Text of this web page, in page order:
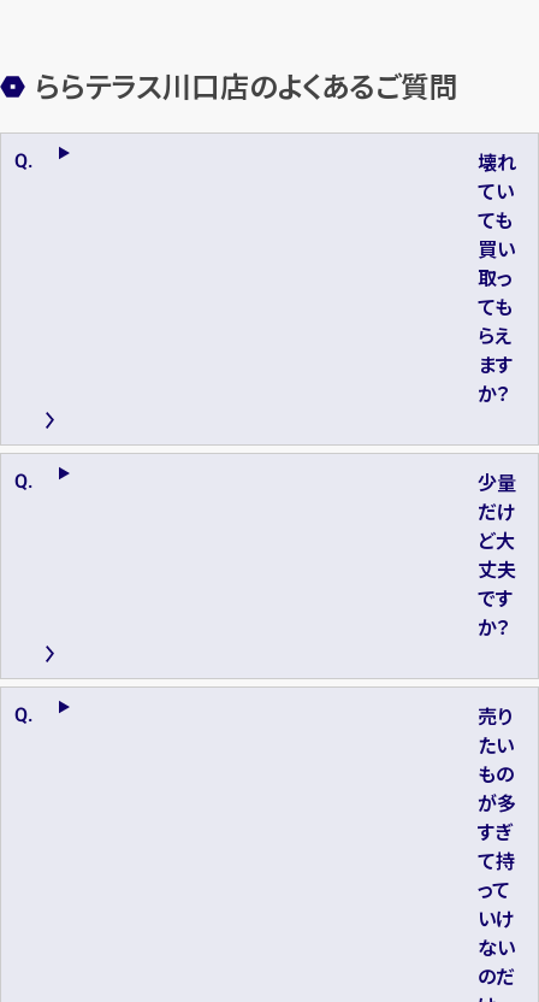
ルイ・ヴィトン ダミエ ヴァリゼッ
ルイ・ヴィトン モノグラム アルマ
BB フォルナセッティコラボ
240,500円
ハンドバッグ
ららテラス川口店のよくあるご質問
壊れ
てい
ても
買い
取っ
ても
らえ
ます
か？
少量
だけ
ど大
丈夫
です
か？
売り
たい
もの
が多
すぎ
て持
って
いけ
ない
のだ